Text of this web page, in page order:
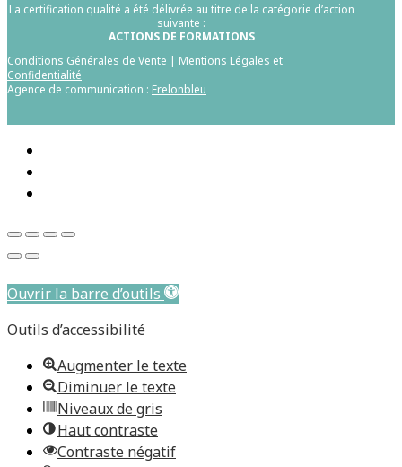
La certification qualité a été délivrée au titre de la catégorie d’action
suivante :
ACTIONS DE FORMATIONS
Conditions Générales de Vente | Mentions Légales et
Confidentialité
Agence de communication : Frelonbleu
Ouvrir la barre d’outils
Outils d’accessibilité
Augmenter le texte
Diminuer le texte
Niveaux de gris
Haut contraste
Contraste négatif